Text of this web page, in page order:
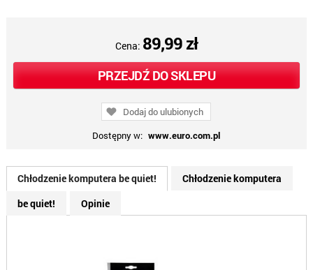
Cena: 89,99 zł
PRZEJDŹ DO SKLEPU
Dodaj do ulubionych
Dostępny w: www.euro.com.pl
Chłodzenie komputera be quiet!
Chłodzenie komputera
be quiet!
Opinie